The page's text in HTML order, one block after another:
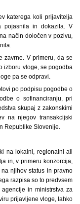
katerega koli prijavitelja
pojasnila in dokazila. V
način določen v pozivu,
zavrne. V primeru, da se
izboru vloge, se pogodba
pa se odpravi.
po podpisu pogodbe o
o sofinanciranju, pri
skupaj z zakonskimi
na njegov transakcijski
Republike Slovenije.
na lokalni, regionalni ali
in, v primeru konzorcija,
njihov status in pravno
razpisa so to predvsem
in ministrstva za
prijavljene vloge, lahko